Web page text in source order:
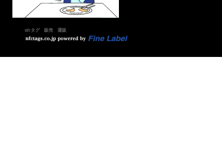
nfcタグ 販売 通販